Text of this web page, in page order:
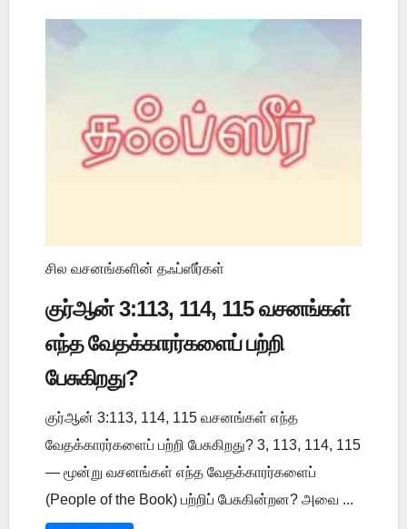
சில வசனங்களின் தஃப்ஸீர்கள்
குர்ஆன் 3:113, 114, 115 வசனங்கள்
எந்த வேதக்காரர்களைப் பற்றி
பேசுகிறது?
குர்ஆன் 3:113, 114, 115 வசனங்கள் எந்த
வேதக்காரர்களைப் பற்றி பேசுகிறது? 3, 113, 114, 115
— மூன்று வசனங்கள் எந்த வேதக்காரர்களைப்
(People of the Book) பற்றிப் பேசுகின்றன? அவை ...